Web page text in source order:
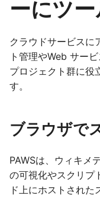
て
く
だ
い
ーにツ
クラウドサービスに
ト管理やWeb サー
プロジェクト群に役
す。
ブラウザで
PAWSは、ウィキメ
の可視化やスクリプ
ド上にホストされ